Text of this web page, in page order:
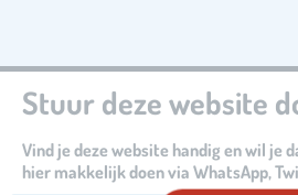
Stuur deze website
Vind je deze website handig en wil je
hier makkelijk doen via WhatsApp,